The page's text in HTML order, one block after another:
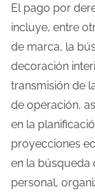
El pago por
incluye, entre
de marca, la
decoración
transmisión de
de operación,
en la
proyecciones
en la búsqueda
personal,